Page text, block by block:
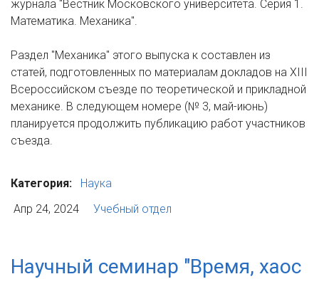
журнала "Вестник Московского университета. Серия 1.
Математика. Механика".
Раздел "Механика" этого выпуска к составлен из
статей, подготовленных по материалам докладов на XIII
Всероссийском съезде по теоретической и прикладной
механике. В следующем номере (№ 3, май-июнь)
планируется продолжить публикацию работ участников
съезда.
Категория:
Наука
Апр 24, 2024
Учебный отдел
Научный семинар "Время, хаос